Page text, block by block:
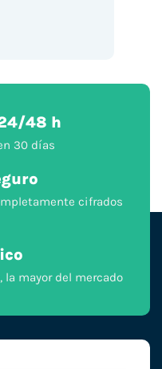
48 h
30 días
cifrados
la mayor del mercado